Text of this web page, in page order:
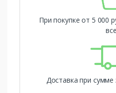
При покупке от 5 000
Доставка при сумме